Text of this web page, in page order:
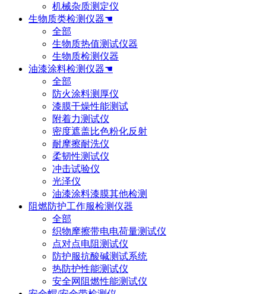
机械杂质测定仪
生物质类检测仪器☚
全部
生物质热值测试仪器
生物质检测仪器
油漆涂料检测仪器☚
全部
防火涂料测厚仪
漆膜干燥性能测试
附着力测试仪
密度遮盖比色粉化反射
耐摩擦耐洗仪
柔韧性测试仪
冲击试验仪
光泽仪
油漆涂料漆膜其他检测
阻燃防护工作服检测仪器
全部
织物摩擦带电电荷量测试仪
点对点电阻测试仪
防护服抗酸碱测试系统
热防护性能测试仪
安全网阻燃性能测试仪